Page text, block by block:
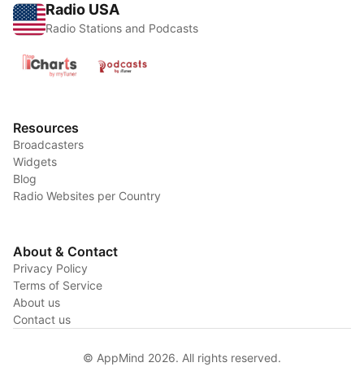
Radio USA
Radio Stations and Podcasts
Resources
Broadcasters
Widgets
Blog
Radio Websites per Country
About & Contact
Privacy Policy
Terms of Service
About us
Contact us
© AppMind 2026. All rights reserved.